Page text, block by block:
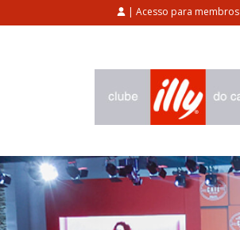
| Acesso para membros